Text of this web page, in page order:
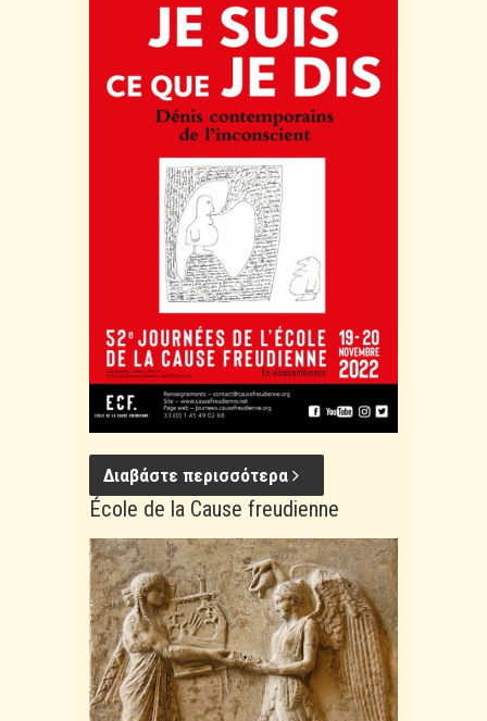
Διαβάστε περισσότερα
École de la Cause freudienne